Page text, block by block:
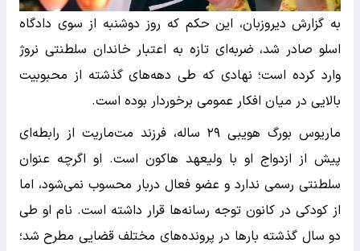
به گزارش دیروزبان، این حکم که روز دوشنبه از سوی دادگاه
اسلو صادر شد، ضربه‌ای تازه به اعتبار خاندان سلطنتی نروژ
وارد کرده است؛ نهادی که طی دهه‌های گذشته از محبوبیت
بالایی در میان افکار عمومی برخوردار بوده است.
ماریوس بورگ هویبی ۲۹ ساله، فرزند مت‌ماریت از رابطه‌ای
پیش از ازدواج او با ولیعهد هاکون است. او اگرچه عنوان
سلطنتی رسمی ندارد و عضو فعال دربار محسوب نمی‌شود، اما
از کودکی در کانون توجه رسانه‌ها قرار داشته است. نام او طی
دو سال گذشته بارها در پرونده‌های مختلف قضایی مطرح شد؛